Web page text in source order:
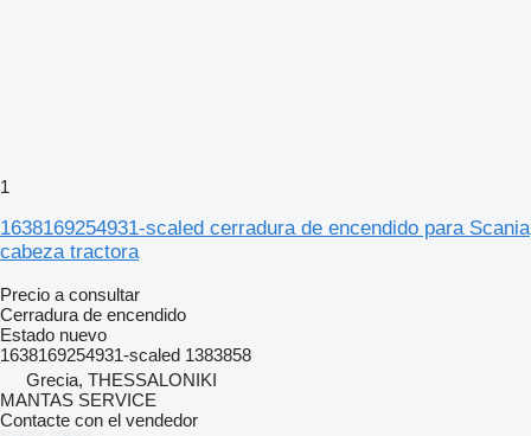
1
1638169254931-scaled cerradura de encendido para Scania
cabeza tractora
Precio a consultar
Cerradura de encendido
Estado nuevo
1638169254931-scaled 1383858
Grecia, THESSALONIKI
MANTAS SERVICE
Contacte con el vendedor